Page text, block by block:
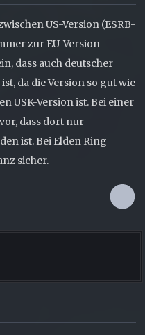
US-Version (ESRB-
zur EU-Version
dass auch deutscher
da die Version so gut wie
USK-Version ist. Bei einer
dass dort nur
ist. Bei Elden Ring
sicher.